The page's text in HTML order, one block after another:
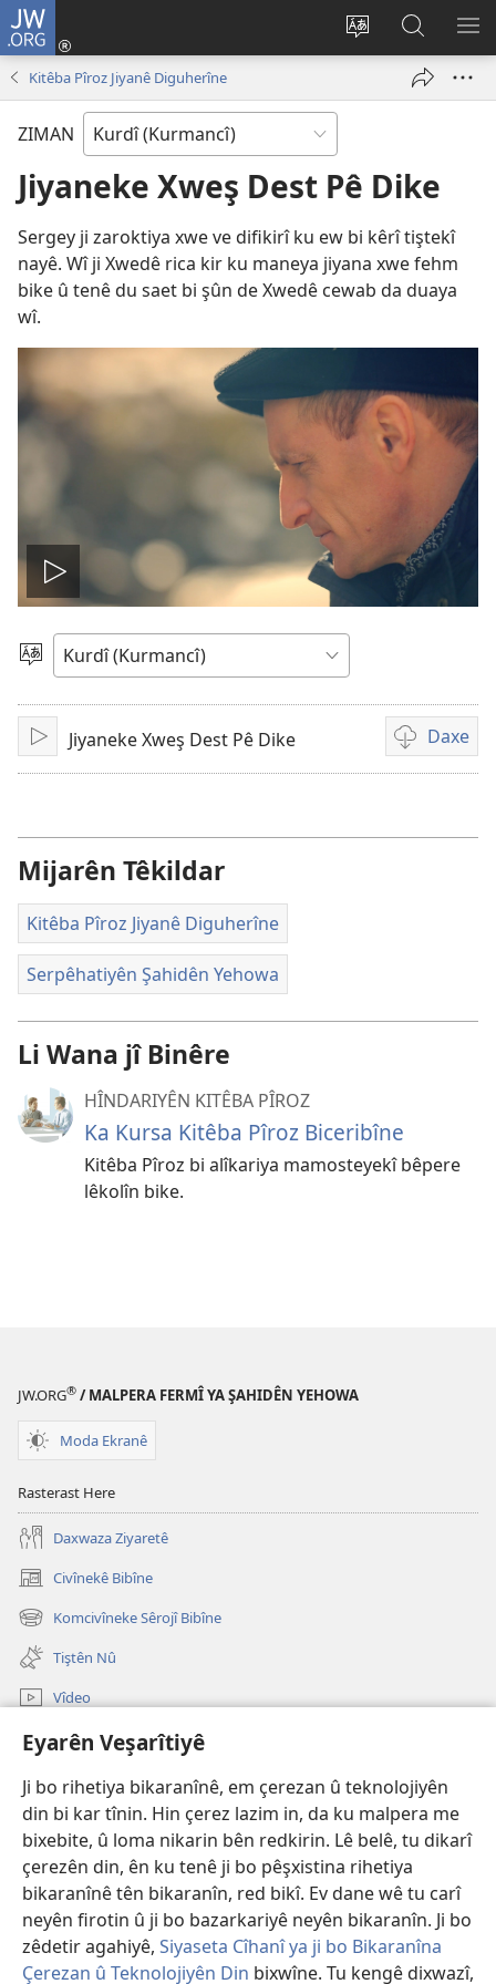
Eyarên Veşarîtiyê
Ji bo rihetiya bikaranînê, em çerezan û teknolojiyên
din bi kar tînin. Hin çerez lazim in, da ku malpera me
bixebite, û loma nikarin bên redkirin. Lê belê, tu dikarî
çerezên din, ên ku tenê ji bo pêşxistina rihetiya
bikaranînê tên bikaranîn, red bikî. Ev dane wê tu carî
neyên firotin û ji bo bazarkariyê neyên bikaranîn. Ji bo
zêdetir agahiyê, Siyaseta Cîhanî ya ji bo Bikaranîna
Çerezan û Teknolojiyên Din bixwîne. Tu kengê dixwazî,
JW.ORG
Zimanê
malperê
biguherîne
Têkeve
(opens
Lêgerîna
JW.ORG
Kitêba Pîroz Jiyanê Diguherîne
ZIMAN
Jiyaneke Xweş Dest Pê Dike
Sergey ji zaroktiya xwe ve difikirî ku ew bi kêrî tiştekî
nayê. Wî ji Xwedê rica kir ku maneya jiyana xwe fehm
bike û tenê du saet bi şûn de Xwedê cewab da duaya
wî.
Play
video
Zimanekî
Hilbijêre
LêdeJiyaneke Xweş Dest Pê Dike Daxe
Vebijarkên
daxistina
Mijarên Têkildar
Kitêba Pîroz Jiyanê Diguherîne
Serpêhatiyên Şahidên Yehowa
Li Wana jî Binêre
HÎNDARIYÊN KITÊBA PÎROZ
Ka Kursa Kitêba Pîroz Biceribîne
Kitêba Pîroz bi alîkariya mamosteyekî bêpere
lêkolîn bike.
JW.ORG® / MALPERA FERMÎ YA ŞAHIDÊN YEHOWA
Moda Ekranê
Rasterast Here
Daxwaza Ziyaretê
Civînekê Bibîne
(opens
new
window)
Komcivîneke Sêrojî Bibîne
(opens
new
window)
Tiştên Nû
Vîdeo
Lêgerîna Malperê
Bexşên Bidil
(opens
new
window)KITÊBXANEYA ELEKTRONÎK a Birca Çavdêriyê
(opens
new
window)JW Hub®
(opens
new
window)